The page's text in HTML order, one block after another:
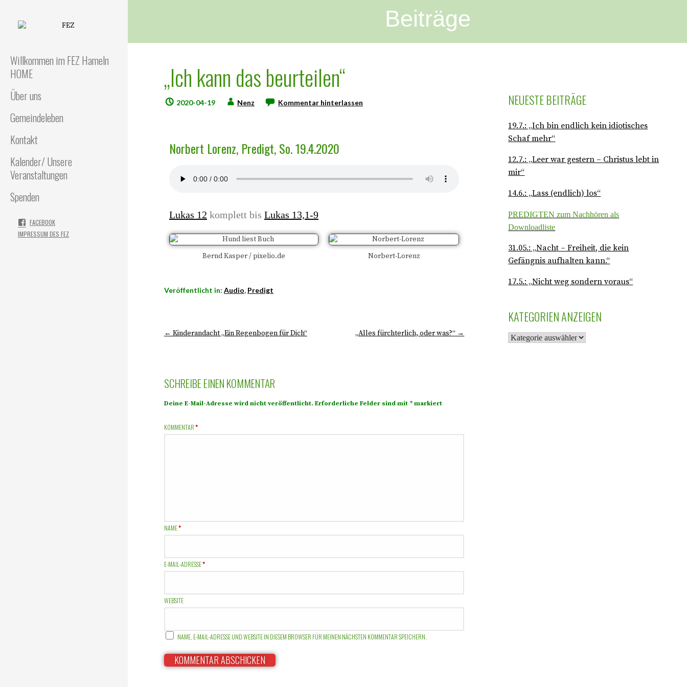
Willkommen im FEZ Hameln
HOME
Über uns
Gemeindeleben
Kontakt
Kalender/ Unsere
Veranstaltungen
Spenden
FACEBOOK
IMPRESSUM DES FEZ
Beiträge
„Ich kann das beurteilen“
2020-04-19 Nenz Kommentar hinterlassen
Norbert Lorenz, Predigt, So. 19.4.2020
Lukas 12 komplett bis Lukas 13,1-9
Bernd Kasper / pixelio.de Norbert-Lorenz
Veröffentlicht in: Audio, Predigt
← Kinderandacht „Ein Regenbogen für Dich“ „Alles fürchterlich, oder was?“ →
SCHREIBE EINEN KOMMENTAR
Deine E-Mail-Adresse wird nicht veröffentlicht. Erforderliche Felder sind mit * markiert
KOMMENTAR*
NAME*
E-MAIL-ADRESSE*
WEBSITE
NAME, E-MAIL-ADRESSE UND WEBSITE IN DIESEM BROWSER FÜR MEINEN NÄCHSTEN KOMMENTAR SPEICHERN.
NEUESTE BEITRÄGE
19.7.: „Ich bin endlich kein idiotisches
Schaf mehr“
12.7.: „Leer war gestern – Christus lebt in
mir“
14.6.: „Lass (endlich) los“
PREDIGTEN zum Nachhören als
Downloadliste
31.05.: „Nacht – Freiheit, die kein
Gefängnis aufhalten kann.“
17.5.: „Nicht weg sondern voraus“
KATEGORIEN ANZEIGEN